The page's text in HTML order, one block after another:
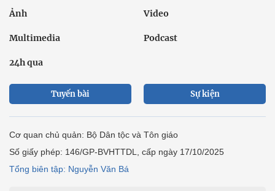
Ảnh Video
Multimedia Podcast
24h qua
Tuyến bài Sự kiện
Cơ quan chủ quản: Bộ Dân tộc và Tôn giáo
Số giấy phép: 146/GP-BVHTTDL, cấp ngày 17/10/2025
Tổng biên tập: Nguyễn Văn Bá